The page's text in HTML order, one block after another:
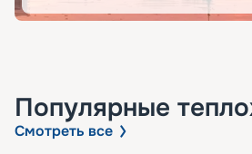
Популярные
Смотреть все